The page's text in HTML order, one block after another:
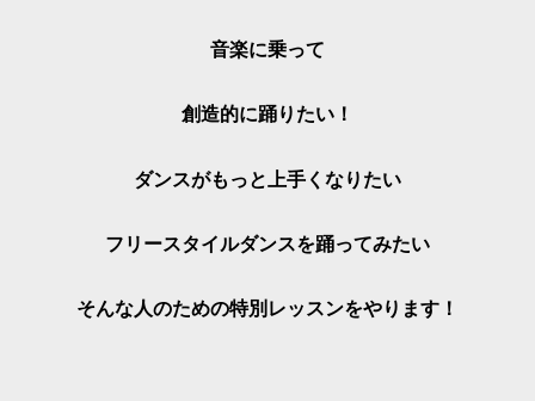
音楽に乗って
創造的に踊りたい！
ダンスがもっと上手くなりたい
フリースタイルダンスを踊ってみたい
そんな人のための特別レッスンをやります！